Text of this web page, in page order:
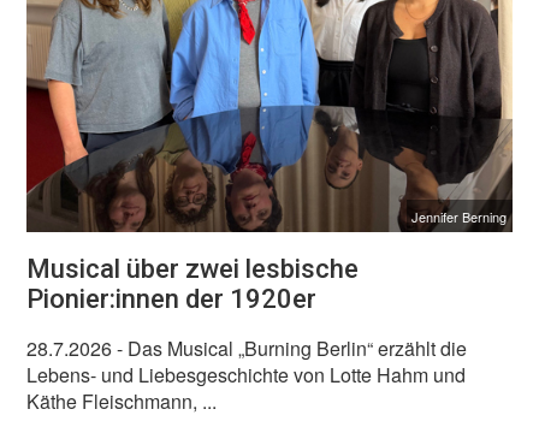
Jennifer Berning
Musical über zwei lesbische
Pionier:innen der 1920er
28.7.2026- Das Musical „Burning Berlin“ erzählt die
Lebens- und Liebesgeschichte von Lotte Hahm und
Käthe Fleischmann, ...